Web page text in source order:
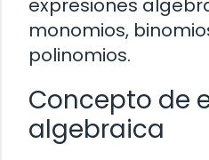
expresiones
monomios,
polinomios.
Concepto de
algebraica